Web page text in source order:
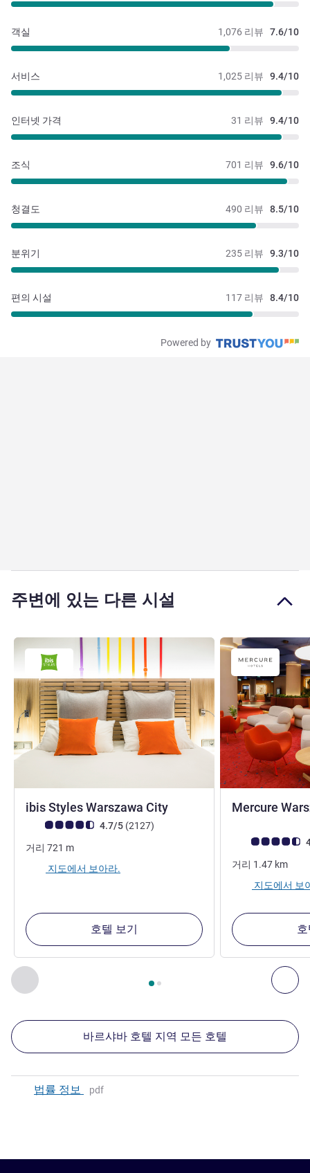
1,076 리뷰 7.6/10
객실
1,025 리뷰 9.4/10
서비스
31 리뷰 9.4/10
인터넷 가격
701 리뷰 9.6/10
조식
490 리뷰 8.5/10
청결도
235 리뷰 9.3/10
분위기
117 리뷰 8.4/10
편의 시설
Powered by
주변에 있는 다른 시설
이전 - 주변에 있는 다른 시설 다
2/ 페이지 , 주변에 있는 다른 시설 1 :, 주변에 있는 다른 시
ibis Styles Warszawa City
고객 평점 (ALL 평가)
4.7/5 (2127리뷰
)
거리 721 m
지도에서 보아라.
호텔 보기
Mercure
고객 평점 (ALL 평
거리 1.47 km
지도에서 보
바르샤바 호텔 지역 모든 호텔
법률 정보 pdf